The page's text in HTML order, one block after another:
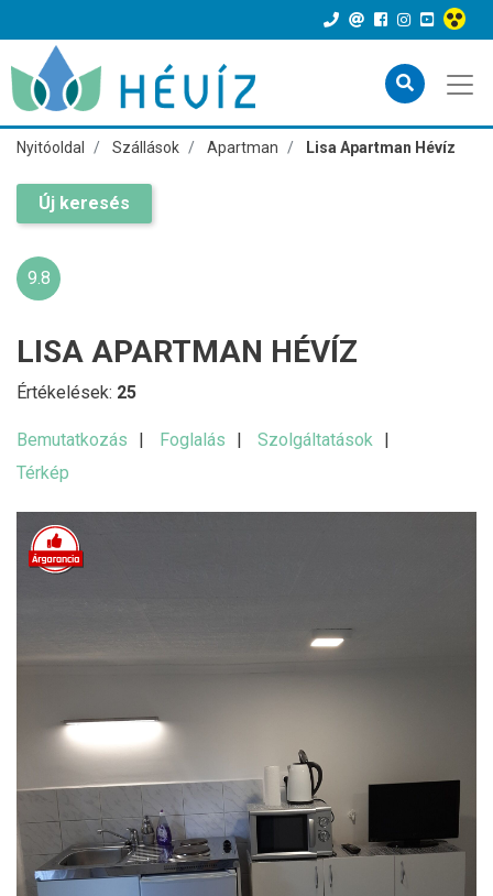
Nyitóoldal Szállások Apartman Lisa Apartman Hévíz
Új keresés
9.8
LISA APARTMAN HÉVÍZ
Értékelések: 25
Bemutatkozás Foglalás
Szolgáltatások
Térkép